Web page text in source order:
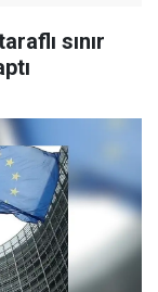
sınır